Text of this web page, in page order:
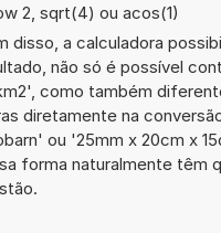
2, sqrt(4) ou acos(1)
disso, a calculadora
não só é possível
como também
diretamente na
ou '25mm x 20cm x
forma naturalmente têm